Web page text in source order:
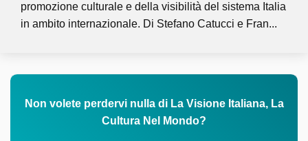
promozione culturale e della visibilità del sistema Italia
in ambito internazionale. Di Stefano Catucci e Fran...
Non volete perdervi nulla di La Visione Italiana, La
Cultura Nel Mondo?